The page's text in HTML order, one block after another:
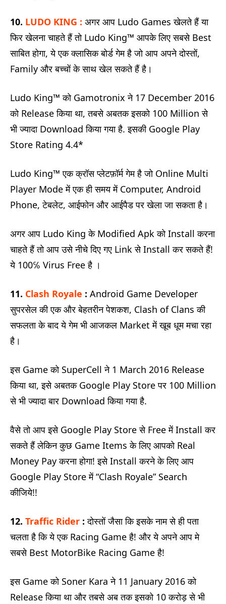
10. LUDO KING : अगर आप Ludo Games खेलते हैं या
फिर खेलना चाहते हैं तो Ludo King™ आपके लिए सबसे Best
साबित होगा, ये एक क्लासिक बोर्ड गेम है जो आप अपने दोस्तों,
Family और बच्चों के साथ खेल सकते हैं है।
Ludo King™ को Gamotronix ने 17 December 2016
को Release किया था, तबसे अबतक इसको 100 Million से
भी ज्यादा Download किया गया है. इसकी Google Play
Store Rating 4.4*
Ludo King™ एक क्रॉस प्लेटफ़ॉर्म गेम है जो Online Multi
Player Mode में एक ही समय में Computer, Android
Phone, टेबलेट, आईफोन और आईपैड पर खेला जा सकता है।
अगर आप Ludo King के Modified Apk को Install करना
चाहते हैं तो आप उसे नीचे दिए गए Link से Install कर सकते हैं!
ये 100℅ Virus Free है ।
11. Clash Royale : Android Game Developer
सुपरसेल की एक और बेहतरीन पेशकश, Clash of Clans की
सफलता के बाद ये गेम भी आजकल Market में खूब धूम मचा रहा
है।
इस Game को SuperCell ने 1 March 2016 Release
किया था, इसे अबतक Google Play Store पर 100 Million
से भी ज्यादा बार Download किया गया है.
वैसे तो आप इसे Google Play Store से Free में Install कर
सकते हैं लेकिन कुछ Game Items के लिए आपको Real
Money Pay करना होगा! इसे Install करने के लिए आप
Google Play Store में “Clash Royale” Search
कीजिये!!
12. Traffic Rider : दोस्तों जैसा कि इसके नाम से ही पता
चलता है कि ये एक Racing Game है! और ये अपने आप मे
सबसे Best MotorBike Racing Game है!
इस Game को Soner Kara ने 11 January 2016 को
Release किया था और तबसे अब तक इसको 10 करोड़ से भी